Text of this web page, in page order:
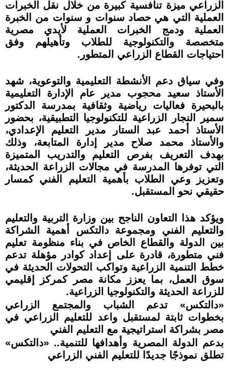
الزراعي ميزة تنافسية كبيرة من خلال نقل الخبرات
العملية التي هي حصاد سنوات و سنوات من الخبرة
العملية ودمج الخبرات العملية لأيدي مصرية
متخصصة والتكنولوجية للطلاب وتأهيلهم وفق
احتياجات القطاع الزراعي المتطور.
وفي سياق دعم الأنشطة التعليمية والتوعوية، شهد
الأستاذ سعيد محجوب مدير عام الإدارة التعليمية
بالبحيرة فعاليات رياضية وثقافية بمدرسة الدكتور
سمير النجار الزراعية للتكنولوجيا التطبيقية، بحضور
الأستاذ أحمد عبد الستار مدير التعليم الإعدادي،
والأستاذ محمد صلاح مدير إدارة المتابعة، وذلك
بهدف التعريف بفرص التعليم والتدريب المتميزة
التي توفرها المدرسة في مجالات الزراعة الحديثة،
وتعزيز وعي الطلاب بأهمية التعليم الفني كمسار
حقيقي نحو المستقبل.
ويؤكد هذا التعاون الناجح بين وزارة التربية والتعليم
والتعليم الفني ومجموعة دالتكس أهمية الشراكة
بين الدولة والقطاع الخاص في بناء منظومة تعليم
فني متطورة، قادرة على إعداد كوادر مؤهلة تدعم
خطط التنمية الزراعية وتواكب التحولات الحديثة في
سوق العمل، بما يعزز مكانة مصر كمركز إقليمي
للزراعة الحديثة والتكنولوجيا الزراعية.
«دالتكس» تدعم الشباب والمجتمع الزراعي
بخطوات ثابتة لمستقبل واعد للتعليم الزراعي في
مصر بشراكة استراتيجية مع التعليم الفني
بدعم الدولة المصرية وأهدافها للتنمية.. «دالتكس»
تطلق نموذجًا جديدًا للتعليم الفني الزراعي